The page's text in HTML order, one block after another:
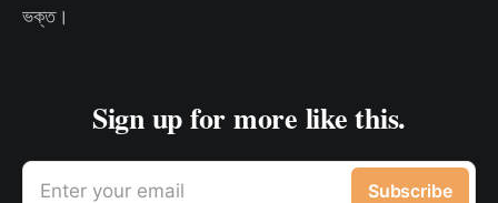
ভক্ত।
Sign up for more like this.
Enter your email Subscribe